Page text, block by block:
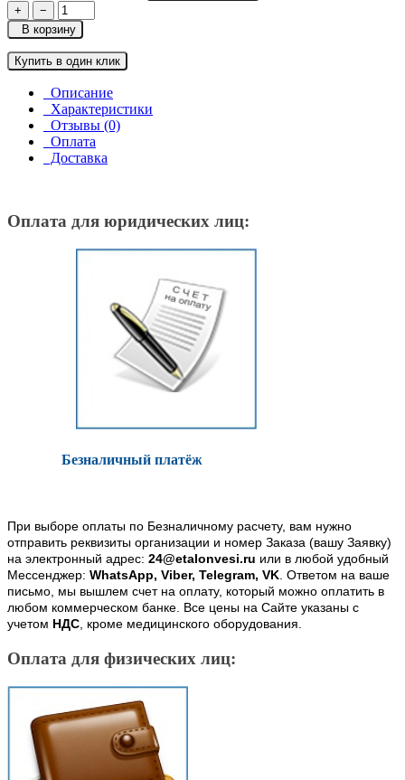
+
−
В корзину
Купить в один клик
Описание
Характеристики
Отзывы (0)
Оплата
Доставка
Оплата для юридических лиц:
Безналичный платёж
При выборе оплаты по Безналичному расчету, вам нужно
отправить реквизиты организации и номер Заказа (вашу Заявку)
на электронный адрес: 24@etalonvesi.ru или в любой удобный
Мессенджер: WhatsApp, Viber, Telegram, VK. Ответом на ваше
письмо, мы вышлем счет на оплату, который можно оплатить в
любом коммерческом банке. Все цены на Сайте указаны с
учетом НДС, кроме медицинского оборудования.
Оплата для физических лиц: